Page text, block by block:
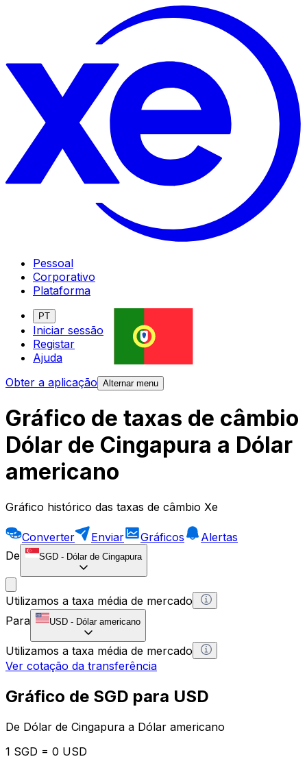
Pessoal
Corporativo
Plataforma
PT
Iniciar sessão
Registar
Ajuda
Obter a aplicação Alternar menu
Gráfico de taxas de câmbio
Dólar de Cingapura a Dólar
americano
Gráfico histórico das taxas de câmbio Xe
Converter Enviar Gráficos
Alertas
De
SGD - Dólar de Cingapura
Utilizamos a taxa média de mercado
Para
USD - Dólar americano
Utilizamos a taxa média de mercado
Ver cotação da transferência
Gráfico de SGD para USD
De Dólar de Cingapura a Dólar americano
1 SGD = 0 USD